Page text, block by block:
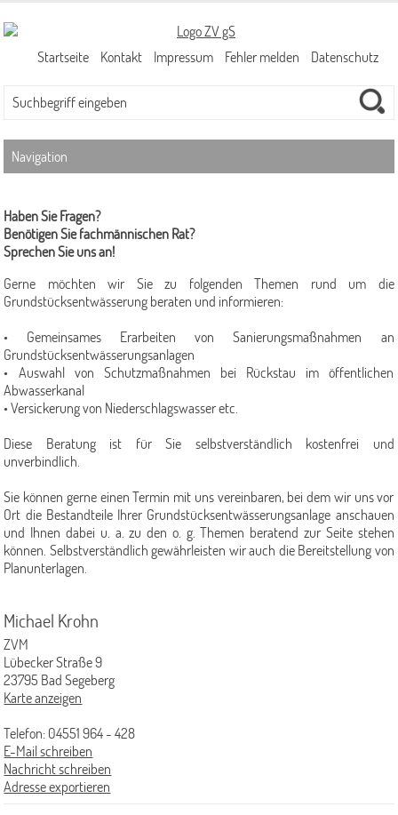
Startseite Kontakt Impressum Fehler melden Datenschutz
Navigation
Niederschlagswassergebühr (NiWaG)
Schmutzwassergebühr
Ansprechpartner/-innen
Kanalbetrieb
Kanalplanung
Regenrückhaltebecken
Ansprechpartner/-innen
Wie funktioniert die Abwasserreinigung
Das gehört nicht ins Abwasser
Ausbildung auf der Kläranlage
Grundstücksentwässerung
Dichtheitsprüfung bis zum 31.12.2040
Rechtliche Grundlagen
Was muss alles geprüft werden?
Wer darf prüfen?
Haben Sie Fragen?
Benötigen Sie fachmännischen Rat?
Sprechen Sie uns an!
Gerne möchten wir Sie zu folgenden Themen rund um die
Grundstücksentwässerung beraten und informieren:
• Gemeinsames Erarbeiten von Sanierungsmaßnahmen an
Grundstücksentwässerungsanlagen
• Auswahl von Schutzmaßnahmen bei Rückstau im öffentlichen
Abwasserkanal
• Versickerung von Niederschlagswasser etc.
Diese Beratung ist für Sie selbstverständlich kostenfrei und
unverbindlich.
Sie können gerne einen Termin mit uns vereinbaren, bei dem wir uns vor
Ort die Bestandteile Ihrer Grundstücksentwässerungsanlage anschauen
und Ihnen dabei u. a. zu den o. g. Themen beratend zur Seite stehen
können. Selbstverständlich gewährleisten wir auch die Bereitstellung von
Planunterlagen.
Michael Krohn
ZVM
Lübecker Straße 9
23795 Bad Segeberg
Karte anzeigen
Telefon: 04551 964 - 428
E-Mail schreiben
Nachricht schreiben
Adresse exportieren